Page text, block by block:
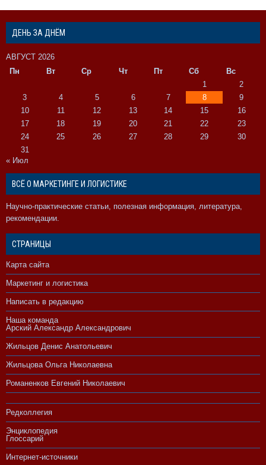
ДЕНЬ ЗА ДНЁМ
АВГУСТ 2026
Пн
Вт Ср Чт Пт Сб
Вс
1
2
3
4 5 6 7 8
9
10
11 12 13 14 15
16
17
18 19 20 21 22
23
24
25 26 27 28 29
30
31
« Июл
ВСЁ О МАРКЕТИНГЕ И ЛОГИСТИКЕ
Научно-практические статьи, полезная информация, литература,
рекомендации.
СТРАНИЦЫ
Карта сайта
Маркетинг и логистика
Написать в редакцию
Наша команда
Арский Александр Александрович
Жильцов Денис Анатольевич
Жильцова Ольга Николаевна
Романенков Евгений Николаевич
Редколлегия
Энциклопедия
Глоссарий
Интернет-источники